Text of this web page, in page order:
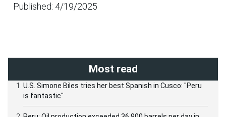
Published: 4/19/2025
Most read
U.S. Simone Biles tries her best Spanish in Cusco: "Peru
is fantastic"